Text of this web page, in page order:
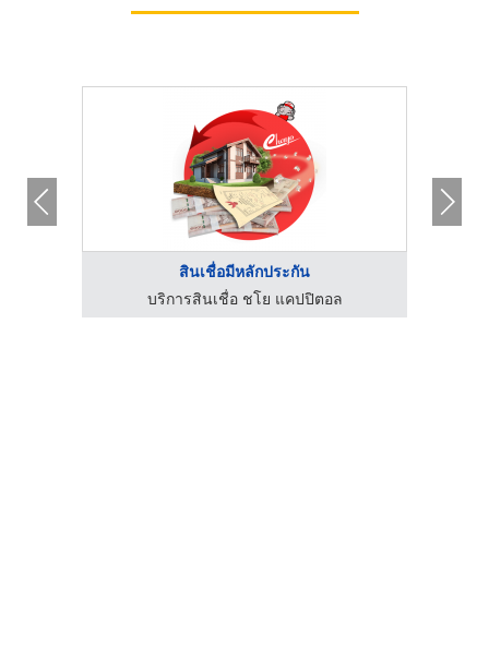
สินเชื่อมีหลักประกัน
บริการสินเชื่อ ชโย แคปปิตอล